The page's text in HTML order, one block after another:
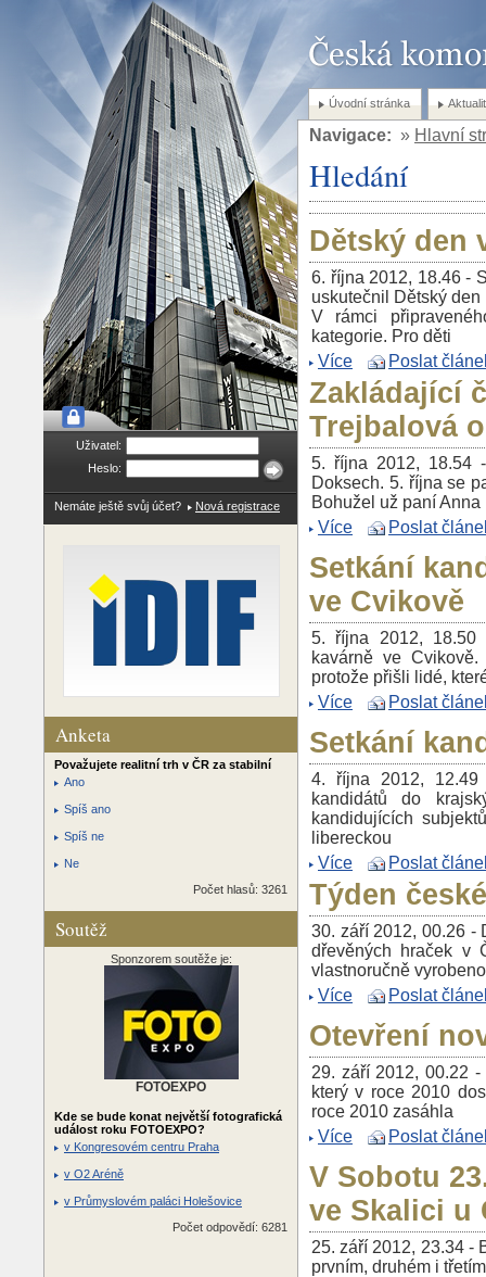
Uživatel:
Heslo:
Nemáte ještě svůj účet? Nová registrace
Anketa
Považujete realitní trh v ČR za stabilní
Ano
Spíš ano
Spíš ne
Ne
Počet hlasů: 3261
Soutěž
Sponzorem soutěže je:
FOTOEXPO
Kde se bude konat největší fotografická
událost roku FOTOEXPO?
v Kongresovém centru Praha
v O2 Aréně
v Průmyslovém paláci Holešovice
Počet odpovědí: 6281
Úvodní stránka
Navigace: » Hlavní
Hledání
Dětský den
6. října 2012, 18.46 -
uskutečnil Dětský
V rámci
kategorie. Pro děti
Více
Poslat
Zakládající
Trejbalová
5. října 2012, 18.54
Doksech. 5. října se
Bohužel už paní Anna
Více
Poslat
Setkání
ve Cvikově
5. října 2012, 18.50
kavárně ve
protože přišli lidé,
Více
Poslat
Setkání
4. října 2012, 12.49
kandidátů do
kandidujících
libereckou
Více
Poslat
Týden
30. září 2012, 00.26 -
dřevěných hraček v
vlastnoručně
Více
Poslat
Otevření
29. září 2012, 00.22
který v roce 2010
roce 2010 zasáhla
Více
Poslat
V Sobotu
ve Skalici u
25. září 2012, 23.34 -
prvním, druhém i